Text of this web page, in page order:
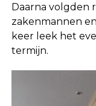
Daarna volgden
zakenmannen
keer leek het
termijn.